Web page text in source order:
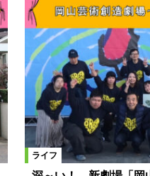
ライフ